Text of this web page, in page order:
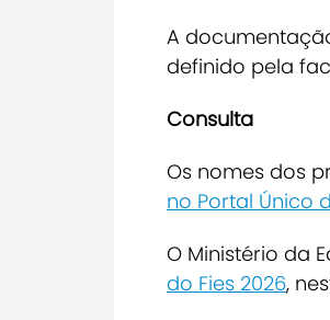
A
definido pela
Consulta
Os nomes dos
no Portal Único
O Ministério da
do Fies 2026,